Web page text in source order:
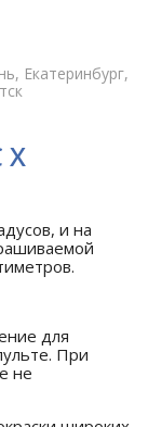
Екатеринбург,
X
и на
для
При
не